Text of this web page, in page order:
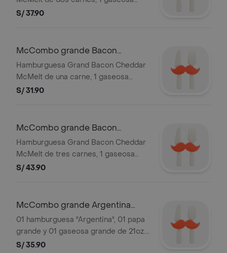
grande 21 oz sabor a elección y 1
S/ 37.90
McCombo grande Bacon
Cheddar McMelt 1 Carne
Hamburguesa Grand Bacon Cheddar
McMelt de una carne, 1 gaseosa
grande 21 oz sabor a elección y 1
S/ 31.90
McCombo grande Bacon
Cheddar McMelt Triple
Hamburguesa Grand Bacon Cheddar
McMelt de tres carnes, 1 gaseosa
grande 21 oz sabor a elección y 1
S/ 43.90
McCombo grande Argentina
doble
01 hamburguesa "Argentina", 01 papa
grande y 01 gaseosa grande de 21oz.
Sujeto a stock de local. Las gaseosas
S/ 35.90